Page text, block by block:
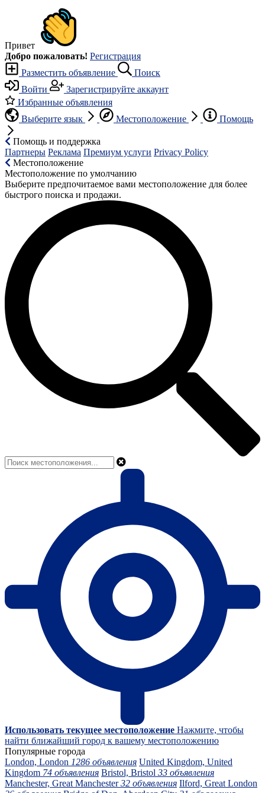
Привет
Добро пожаловать! Регистрация
Разместить объявление
Поиск
Войти
Зарегистрируйте аккаунт
Избранные объявления
Выберите язык
Местоположение Помощь
Помощь и поддержка
Партнеры Реклама Премиум услуги Privacy Policy
Местоположение
Местоположение по умолчанию
Выберите предпочитаемое вами местоположение для более
быстрого поиска и продажи.
Использовать текущее местоположение Нажмите, чтобы
найти ближайший город к вашему местоположению
Популярные города
London, London 1286 объявления United Kingdom, United
Kingdom 74 объявления Bristol, Bristol 33 объявления
Manchester, Great Manchester32 объявления Ilford, Great London